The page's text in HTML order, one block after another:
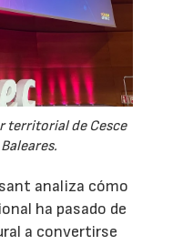
territorial de Cesce
analiza cómo
ha pasado de
a convertirse